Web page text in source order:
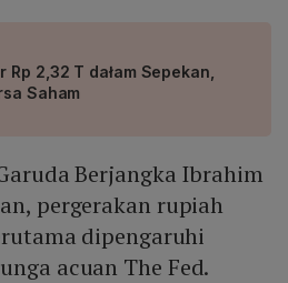
2,32 T dałam Sepekan,
Saham
Berjangka Ibrahim
pergerakan rupiah
dipengaruhi
acuan The Fed.